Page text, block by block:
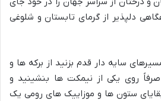
دلپذیر از گرمای تابستان و شلوغی
سایه دار قدم بزنید از برکه ها و
روی یکی از نیمکت ها بنشینید و
ستون ها و موزاییک های رومی یک